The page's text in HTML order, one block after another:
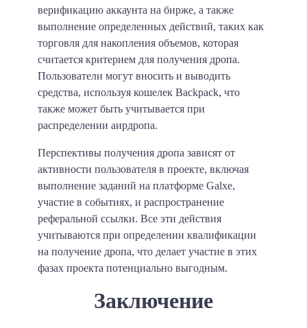
верификацию аккаунта на бирже, а также
выполнение определенных действий, таких как
торговля для накопления объемов, которая
считается критерием для получения дропа.
Пользователи могут вносить и выводить
средства, используя кошелек Backpack, что
также может быть учитывается при
распределении аирдропа.
Перспективы получения дропа зависят от
активности пользователя в проекте, включая
выполнение заданий на платформе Galxe,
участие в событиях, и распространение
реферальной ссылки. Все эти действия
учитываются при определении квалификации
на получение дропа, что делает участие в этих
фазах проекта потенциально выгодным.
Заключение